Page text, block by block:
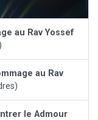
au Rav Yossef
au Rav
le Admour